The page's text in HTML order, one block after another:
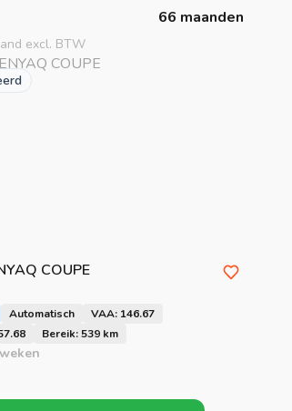
66 maanden
excl. BTW
COUPE
Automatisch
VAA: 146.67
Bereik: 539 km